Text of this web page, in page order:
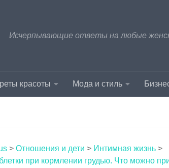
Исчерпывающие ответы на любые
красоты Мода и стиль
> Отношения и дети > Интимная жизнь >
при кормлении грудью. Что можно